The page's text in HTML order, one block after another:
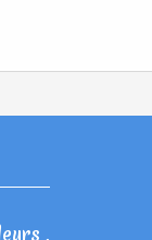
,